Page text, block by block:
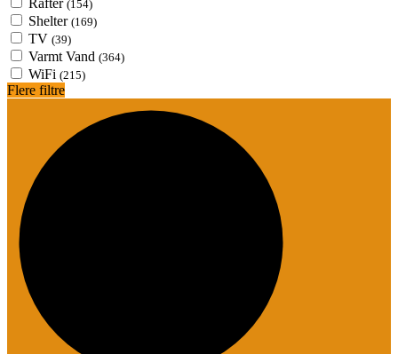
(154)
Shelter (169)
TV (39)
Varmt Vand (364)
WiFi (215)
Flere filtre